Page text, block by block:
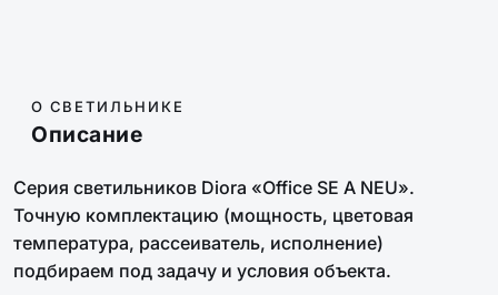
О СВЕТИЛЬНИКЕ
Описание
Серия светильников Diora «Office SE A NEU».
Точную комплектацию (мощность, цветовая
температура, рассеиватель, исполнение)
подбираем под задачу и условия объекта.